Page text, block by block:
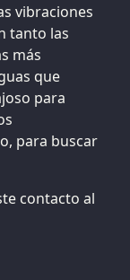
vibraciones
tanto las
más
que
para
para buscar
contacto al